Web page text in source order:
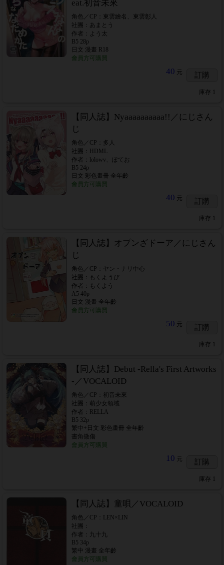
eat.初音未來
角色／CP：東雲繪名、東雲彰人
社團：あまとう
作者：よう太
B5 28p
日文 漫畫 R18
會員方可購買
40 元 訂購
庫存
【同人誌】Nyaaaaaaaaaa!!／にじさん
じ
角色／CP：多人
社團：HDML
作者：lolowv、ぽてお
B5 24p
日文 彩色畫冊 全年齡
會員方可購買
40 元 訂購
庫存
【同人誌】オプンざドーア／にじさん
じ
角色／CP：ヤン・ナリ中心
社團：もくようび
作者：もくよう
A5 40p
日文 漫畫 全年齡
會員方可購買
50 元 訂購
庫存
【同人誌】Debut -Rella's First Artworks
-／VOCALOID
角色／CP：初音未來
社團：萌少女領域
作者：RELLA
B5 32p
繁中+日文 彩色畫冊 全年齡
書角微傷
會員方可購買
10 元 訂購
庫存
【同人誌】童唄／VOCALOID
角色／CP：LEN×LIN
社團：
作者：九十九
B5 34p
繁中 漫畫 全年齡
會員方可購買